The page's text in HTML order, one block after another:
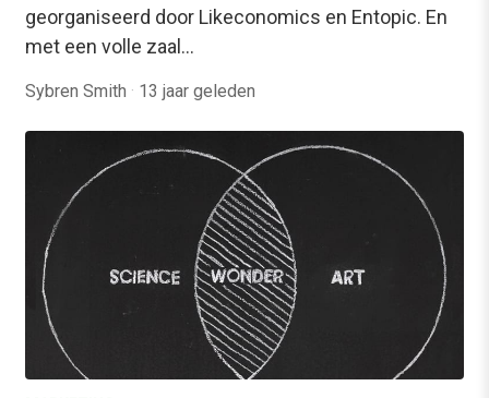
georganiseerd door Likeconomics en Entopic. En
met een volle zaal…
Sybren Smith · 13 jaar geleden